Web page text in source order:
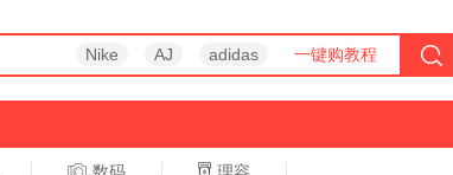
Nike AJ adidas 一键购教程